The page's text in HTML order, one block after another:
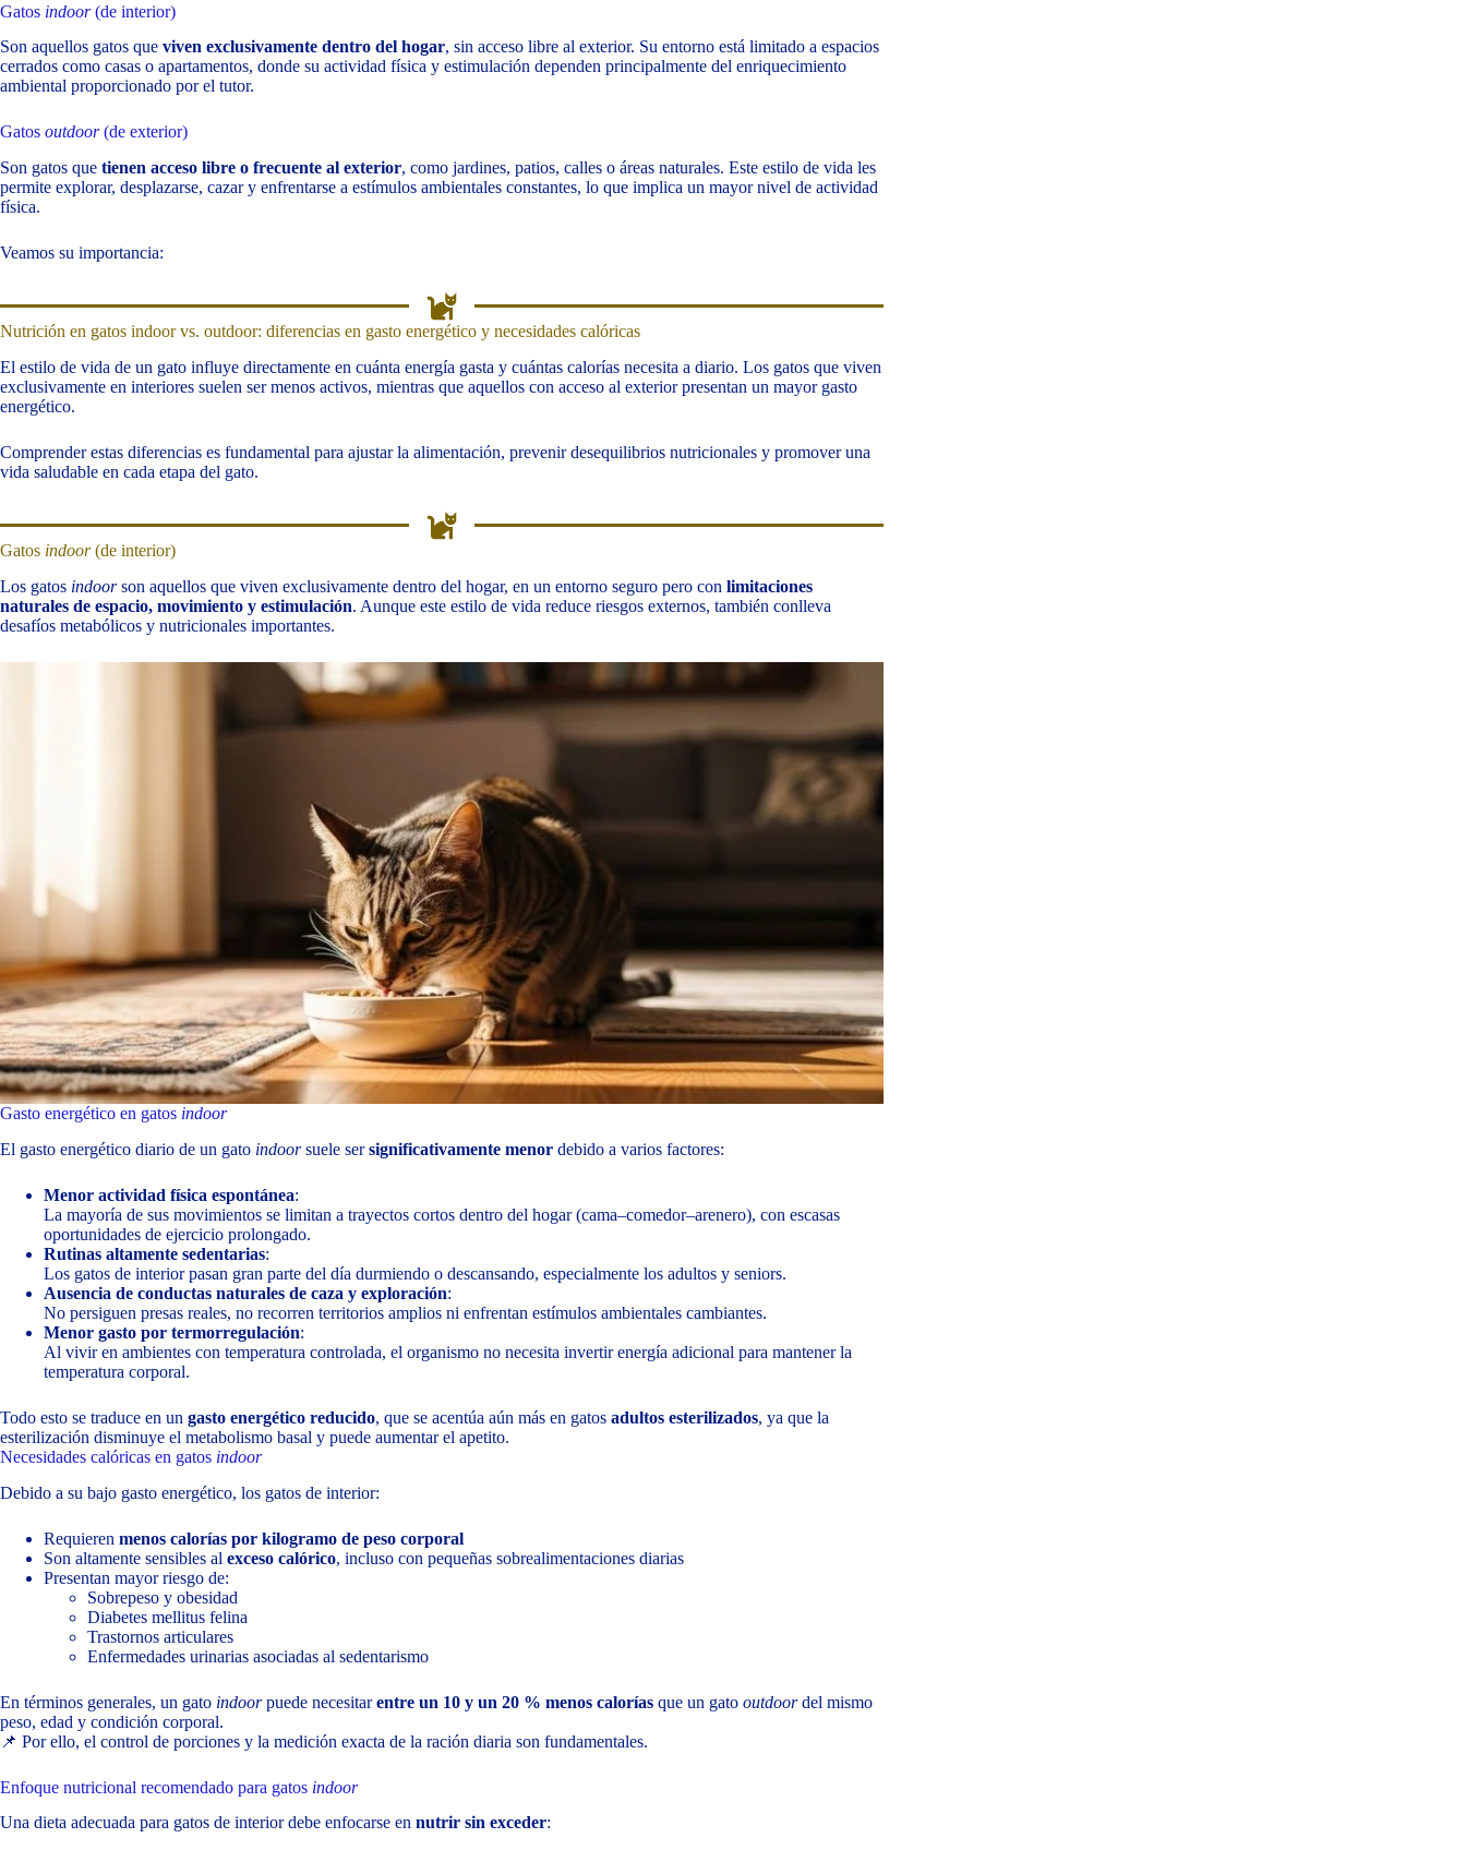
Gatos indoor(de interior)
Son aquellos gatos que viven exclusivamente dentro del hogar, sin acceso libre al exterior. Su entorno está limitado a espacios
cerrados como casas o apartamentos, donde su actividad física y estimulación dependen principalmente del enriquecimiento
ambiental proporcionado por el tutor.
Gatos outdoor(de exterior)
Son gatos que tienen acceso libre o frecuente al exterior, como jardines, patios, calles o áreas naturales. Este estilo de vida les
permite explorar, desplazarse, cazar y enfrentarse a estímulos ambientales constantes, lo que implica un mayor nivel de actividad
física.
Veamos su importancia:
Nutrición en gatos indoor vs. outdoor: diferencias en gasto energético y necesidades calóricas
El estilo de vida de un gato influye directamente en cuánta energía gasta y cuántas calorías necesita a diario. Los gatos que viven
exclusivamente en interiores suelen ser menos activos, mientras que aquellos con acceso al exterior presentan un mayor gasto
energético.
Comprender estas diferencias es fundamental para ajustar la alimentación, prevenir desequilibrios nutricionales y promover una
vida saludable en cada etapa del gato.
Gatos indoor(de interior)
Los gatos indoorson aquellos que viven exclusivamente dentro del hogar, en un entorno seguro pero con limitaciones
naturales de espacio, movimiento y estimulación. Aunque este estilo de vida reduce riesgos externos, también conlleva
desafíos metabólicos y nutricionales importantes.
Gasto energético en gatos indoor
El gasto energético diario de un gato indoorsuele sersignificativamente menor debido a varios factores:
Menor actividad física espontánea:
La mayoría de sus movimientos se limitan a trayectos cortos dentro del hogar (cama–comedor–arenero), con escasas
oportunidades de ejercicio prolongado.
Rutinas altamente sedentarias:
Los gatos de interior pasan gran parte del día durmiendo o descansando, especialmente los adultos y seniors.
Ausencia de conductas naturales de caza y exploración:
No persiguen presas reales, no recorren territorios amplios ni enfrentan estímulos ambientales cambiantes.
Menor gasto por termorregulación:
Al vivir en ambientes con temperatura controlada, el organismo no necesita invertir energía adicional para mantener la
temperatura corporal.
Todo esto se traduce en un gasto energético reducido, que se acentúa aún más en gatos adultos esterilizados, ya que la
esterilización disminuye el metabolismo basal y puede aumentar el apetito.
Necesidades calóricas en gatos indoor
Debido a su bajo gasto energético, los gatos de interior:
Requieren menos calorías por kilogramo de peso corporal
Son altamente sensibles al exceso calórico, incluso con pequeñas sobrealimentaciones diarias
Presentan mayor riesgo de:
Sobrepeso y obesidad
Diabetes mellitus felina
Trastornos articulares
Enfermedades urinarias asociadas al sedentarismo
En términos generales, un gato indoorpuede necesitarentre un 10 y un 20 % menos calorías que un gato outdoordel mismo
peso, edad y condición corporal.
📌 Por ello, el control de porciones y la medición exacta de la ración diaria son fundamentales.
Enfoque nutricional recomendado para gatos indoor
Una dieta adecuada para gatos de interior debe enfocarse en nutrir sin exceder: